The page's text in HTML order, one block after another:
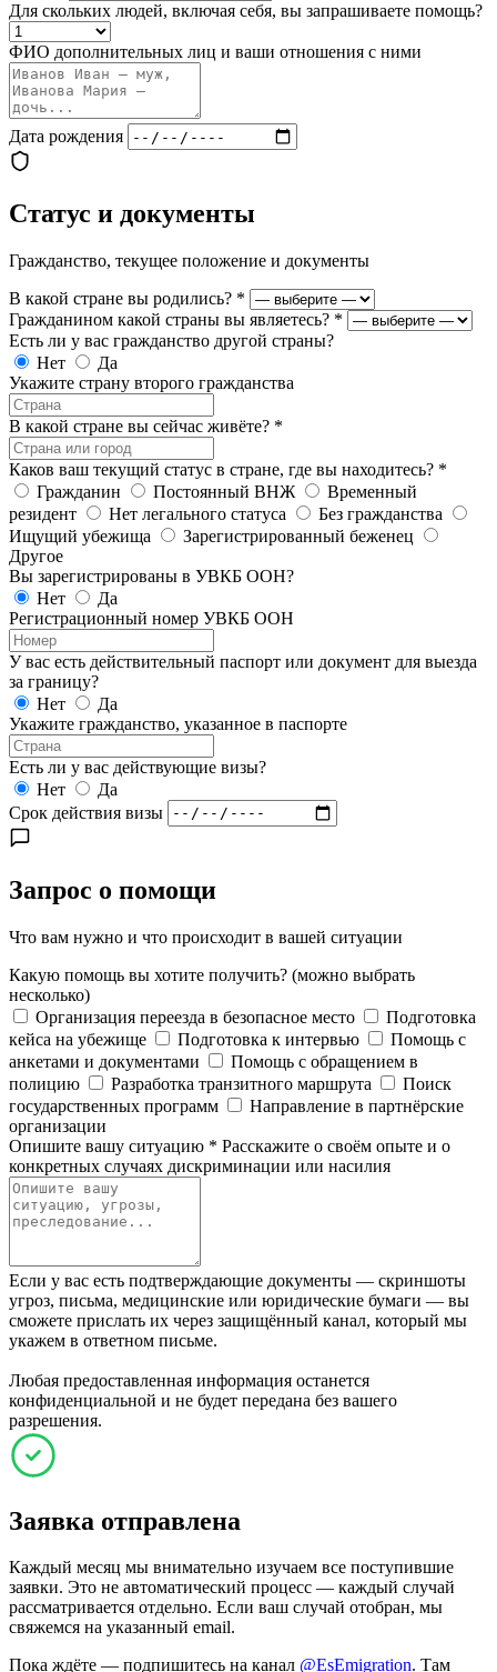
Для скольких людей, включая себя, вы запрашиваете помощь?
ФИО дополнительных лиц и ваши отношения с ними
Дата рождения
Статус и документы
Гражданство, текущее положение и документы
В какой стране вы родились? *
Гражданином какой страны вы являетесь? *
Есть ли у вас гражданство другой страны?
Нет
Да
Укажите страну второго гражданства
В какой стране вы сейчас живёте? *
Каков ваш текущий статус в стране, где вы находитесь? *
Гражданин
Постоянный ВНЖ
Временный
резидент
Нет легального статуса
Без гражданства
Ищущий убежища
Зарегистрированный беженец
Другое
Вы зарегистрированы в УВКБ ООН?
Нет
Да
Регистрационный номер УВКБ ООН
У вас есть действительный паспорт или документ для выезда
за границу?
Нет
Да
Укажите гражданство, указанное в паспорте
Есть ли у вас действующие визы?
Нет
Да
Срок действия визы
Запрос о помощи
Что вам нужно и что происходит в вашей ситуации
Какую помощь вы хотите получить? (можно выбрать
несколько)
Организация переезда в безопасное место
Подготовка
кейса на убежище
Подготовка к интервью
Помощь с
анкетами и документами
Помощь с обращением в
полицию
Разработка транзитного маршрута
Поиск
государственных программ
Направление в партнёрские
организации
Опишите вашу ситуацию * Расскажите о своём опыте и о
конкретных случаях дискриминации или насилия
Если у вас есть подтверждающие документы — скриншоты
угроз, письма, медицинские или юридические бумаги — вы
сможете прислать их через защищённый канал, который мы
укажем в ответном письме.
Любая предоставленная информация останется
конфиденциальной и не будет передана без вашего
разрешения.
Заявка отправлена
Каждый месяц мы внимательно изучаем все поступившие
заявки. Это не автоматический процесс — каждый случай
рассматривается отдельно. Если ваш случай отобран, мы
свяжемся на указанный email.
Пока ждёте — подпишитесь на канал @EsEmigration. Там